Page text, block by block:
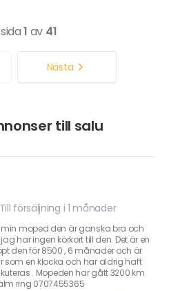
1 av 41
Nästa
till salu
Till försäljning i 1 månader
moped den är ganska bra och
har ingen körkort till den. Det är en
den för 8500 , 6 månader och är
som en klocka och har aldrig haft
. Mopeden har gått 3200 km
ring 0707455365